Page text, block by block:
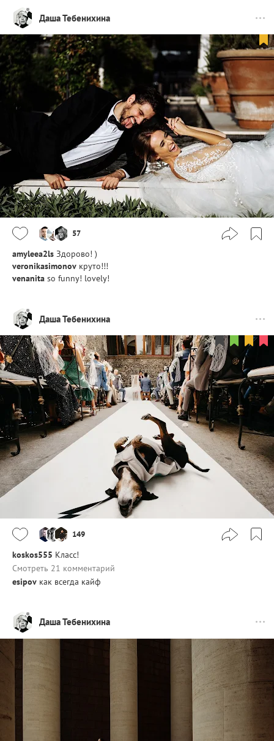
Даша Тебенихина
57
amyleea2ls Здорово! )
veronikasimonov круто!!!
venanita so funny! lovely!
Даша Тебенихина
149
koskos555 Класс!
Смотреть 21 комментарий
esipov как всегда кайф
Даша Тебенихина